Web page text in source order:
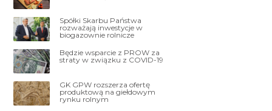
Spółki Skarbu Państwa
rozważają inwestycje w
biogazownie rolnicze
Będzie wsparcie z PROW za
straty w związku z COVID-19
GK GPW rozszerza ofertę
produktową na giełdowym
rynku rolnym